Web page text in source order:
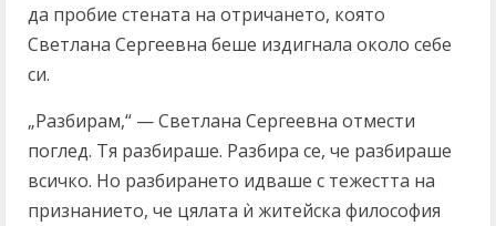
да пробие стената на отричането, която
Светлана Сергеевна беше издигнала около себе
си.
„Разбирам,“ — Светлана Сергеевна отмести
поглед. Тя разбираше. Разбира се, че разбираше
всичко. Но разбирането идваше с тежестта на
признанието, че цялата ѝ житейска философия